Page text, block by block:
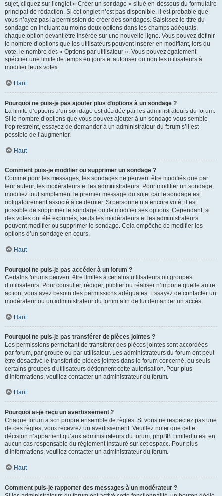
sujet, cliquez sur l’onglet « Créer un sondage » situé en-dessous du formulaire
principal de rédaction. Si cet onglet n’est pas disponible, il est probable que
vous n’ayez pas la permission de créer des sondages. Saisissez le titre du
sondage en incluant au moins deux options dans les champs adéquats,
chaque option devant être insérée sur une nouvelle ligne. Vous pouvez définir
le nombre d’options que les utilisateurs peuvent insérer en modifiant, lors du
vote, le nombre des « Options par utilisateur ». Vous pouvez également
spécifier une limite de temps en jours et autoriser ou non les utilisateurs à
modifier leurs votes.
Haut
Pourquoi ne puis-je pas ajouter plus d’options à un sondage ?
La limite d’options d’un sondage est décidée par les administrateurs du forum.
Si le nombre d’options que vous pouvez ajouter à un sondage vous semble
trop restreint, essayez de demander à un administrateur du forum s’il est
possible de l’augmenter.
Haut
Comment puis-je modifier ou supprimer un sondage ?
Comme pour les messages, les sondages ne peuvent être modifiés que par
leur auteur, les modérateurs et les administrateurs. Pour modifier un sondage,
modifiez tout simplement le premier message du sujet car le sondage est
obligatoirement associé à ce dernier. Si personne n’a encore voté, il est
possible de supprimer le sondage ou de modifier ses options. Cependant, si
des votes ont été exprimés, seuls les modérateurs et les administrateurs
peuvent modifier ou supprimer le sondage. Cela empêche de modifier les
options d’un sondage en cours.
Haut
Pourquoi ne puis-je pas accéder à un forum ?
Certains forums peuvent être limités à certains utilisateurs ou groupes
d’utilisateurs. Pour consulter, rédiger, publier ou réaliser n’importe quelle autre
action, vous avez besoin des permissions adéquates. Essayez de contacter un
modérateur ou un administrateur du forum afin de lui demander un accès.
Haut
Pourquoi ne puis-je pas transférer de pièces jointes ?
Les permissions permettant de transférer des pièces jointes sont accordées
par forum, par groupe ou par utilisateur. Les administrateurs du forum ont peut-
être désactivé le transfert de pièces jointes dans le forum concerné, ou seuls
certains groupes d’utilisateurs détiennent cette autorisation. Pour plus
d’informations, veuillez contacter un administrateur du forum.
Haut
Pourquoi ai-je reçu un avertissement ?
Chaque forum a son propre ensemble de règles. Si vous ne respectez pas une
de ces règles, vous recevrez un avertissement. Veuillez noter que cette
décision n’appartient qu’aux administrateurs du forum, phpBB Limited n’est en
aucun cas responsable du règlement instauré sur cet espace. Pour plus
d’informations, veuillez contacter un administrateur du forum.
Haut
Comment puis-je rapporter des messages à un modérateur ?